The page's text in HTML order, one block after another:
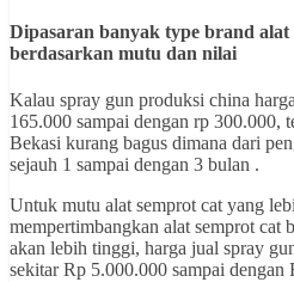
Dipasaran banyak type brand
berdasarkan mutu dan nilai
Kalau spray gun produksi china
165.000 sampai dengan rp 300.000,
Bekasi kurang bagus dimana dari
sejauh 1 sampai dengan 3 bulan .
Untuk mutu alat semprot cat yang
mempertimbangkan alat semprot cat
akan lebih tinggi, harga jual spray
sekitar Rp 5.000.000 sampai dengan